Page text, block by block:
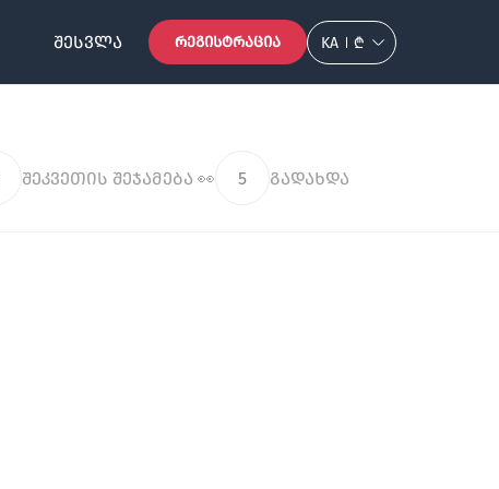
ᲨᲔᲡᲕᲚᲐ ᲠᲔᲒᲘᲡᲢᲠᲐᲪᲘᲐ KA ₾
შეკვეთის შეჯამება 👀 5 გადახდა